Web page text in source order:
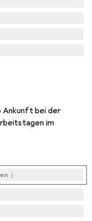
Ankunft bei der
im
i